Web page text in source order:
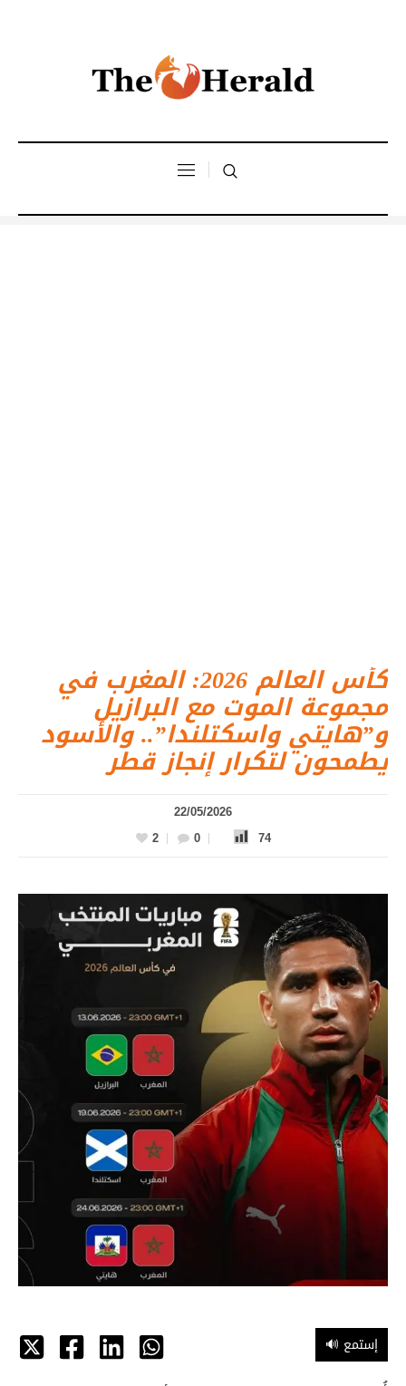
كأس العالم 2026: المغرب في
مجموعة الموت مع البرازيل
و”هايتي واسكتلندا”.. والأسود
يطمحون لتكرار إنجاز قطر
22/05/2026
2
0 74
🔊 إستمع